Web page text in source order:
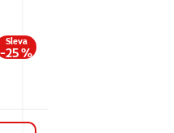
Sleva
-25 %